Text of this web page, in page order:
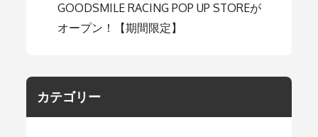
GOODSMILE RACING POP UP STOREが
オープン！【期間限定】
カテゴリー